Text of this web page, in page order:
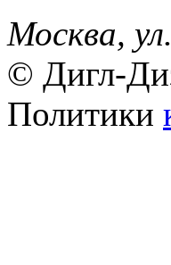
Москва,
© Дигл-
Политики